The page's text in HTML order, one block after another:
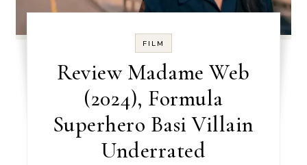
FILM
Review Madame Web
(2024), Formula
Superhero Basi Villain
Underrated